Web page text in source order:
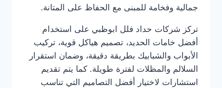
جمالية وفخامة للمبنى مع الحفاظ على المتانة.
تركز شركات حداد فلل ابوظبي على استخدام
أفضل خامات الحديد، تصميم هياكل قوية، تركيب
الأبواب والشبابيك بطريقة دقيقة، وضمان استقرار
السلالم والمظلات لفترة طويلة. كما يتم تقديم
استشارات لاختيار أفضل التصاميم التي تناسب